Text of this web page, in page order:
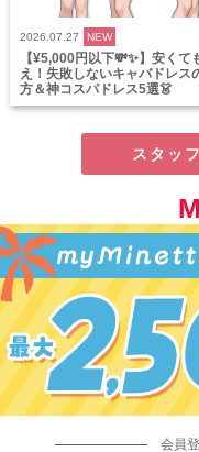
2026.07.27 NEW
【¥5,000円以下💸✨】安くて
え！失敗しないキャバドレス
方＆神コスパドレス5選👗
スタッ
会員